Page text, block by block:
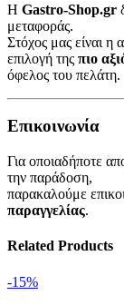
Η Gastro-Shop.gr
μεταφοράς.
Στόχος μας είναι
επιλογή της πιο
όφελος του πελάτη.
Επικοινωνία
Για οποιαδήποτε
την παράδοση,
παρακαλούμε
παραγγελίας.
Related Products
-15%